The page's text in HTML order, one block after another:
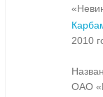
2010
ОАО